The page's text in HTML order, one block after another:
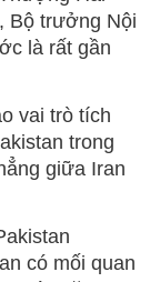
Bộ trưởng Nội
là rất gần
vai trò tích
trong
giữa Iran
có mối quan